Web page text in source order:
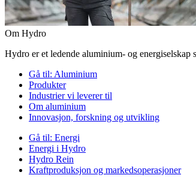
Om Hydro
Hydro er et ledende aluminium- og
Gå til: Aluminium
Produkter
Industrier vi leverer til
Om aluminium
Innovasjon, forskning og utvikling
Gå til: Energi
Energi i Hydro
Hydro Rein
Kraftproduksjon og markedsoperasjoner